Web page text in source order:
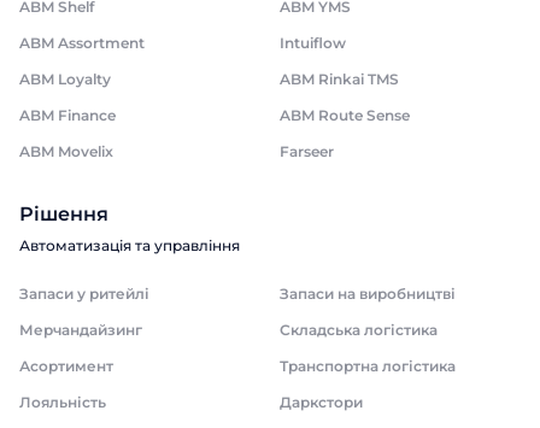
ABM Shelf
ABM YMS
ABM Assortment
Intuiflow
ABM Loyalty
ABM Rinkai TMS
ABM Finance
ABM Route Sense
ABM Movelix
Farseer
Рішення
Автоматизація та управління
Запаси у ритейлі
Запаси на виробництві
Мерчандайзинг
Складська логістика
Асортимент
Транспортна логістика
Лояльність
Даркстори